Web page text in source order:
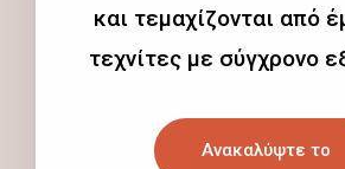
και τεμαχίζονται από
τεχνίτες με σύγχρονο
Ανακαλύψτε το